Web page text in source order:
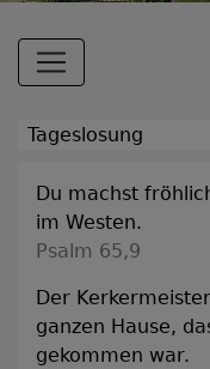
Tageslosung
Du machst
im Westen.
Psalm 65,9
Der
ganzen Hause,
gekommen war.